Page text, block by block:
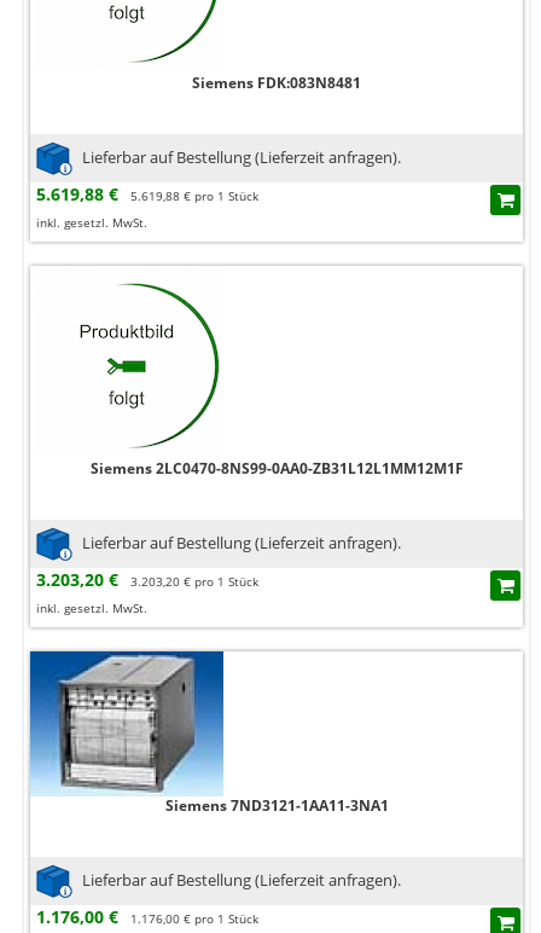
Siemens FDK:083N8481
Lieferbar auf Bestellung (Lieferzeit anfragen).
5.619,88 €
5.619,88 € pro 1 Stück
inkl. gesetzl. MwSt.
Siemens 2LC0470-8NS99-0AA0-ZB31L12L1MM12M1F
Lieferbar auf Bestellung (Lieferzeit anfragen).
3.203,20 €
3.203,20 € pro 1 Stück
inkl. gesetzl. MwSt.
Siemens 7ND3121-1AA11-3NA1
Lieferbar auf Bestellung (Lieferzeit anfragen).
1.176,00 €
1.176,00 € pro 1 Stück